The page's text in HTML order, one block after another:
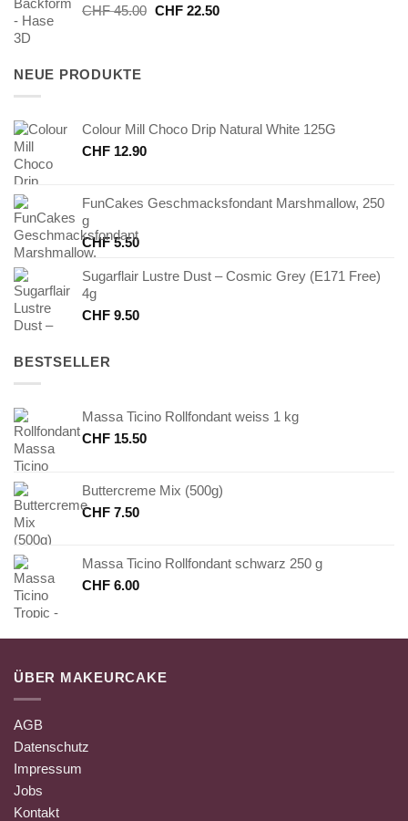
CHF45.00 Ursprünglicher
CHF22.50Aktueller
NEUE PRODUKTE
Colour Mill Choco Drip Natural White 125G
CHF 12.90
FunCakes Geschmacksfondant Marshmallow, 250
g
CHF5.50
Sugarflair Lustre Dust – Cosmic Grey (E171 Free)
4g
CHF 9.50
BESTSELLER
Massa Ticino Rollfondant weiss 1 kg
CHF 15.50
Buttercreme Mix (500g)
CHF 7.50
Massa Ticino Rollfondant schwarz 250 g
CHF 6.00
ÜBER MAKEURCAKE
AGB
Datenschutz
Impressum
Jobs
Kontakt